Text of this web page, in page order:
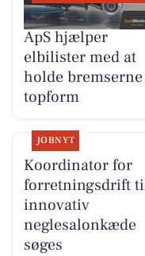
Tilst Auto Aarhus
ApS hjælper
elbilister med at
holde
topform
JOBNYT
Koordinator for
forretningsdrift
innovativ
neglesalonkæde
søges